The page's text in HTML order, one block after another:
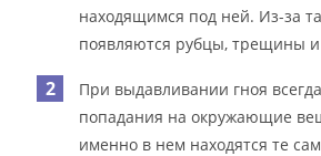
находящимся под ней. Из-за
появляются рубцы, трещины
При выдавливании гноя
попадания на окружающие
именно в нем находятся те